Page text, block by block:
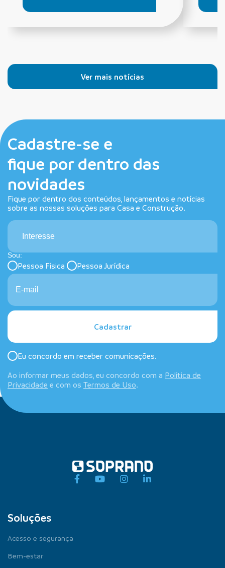
Ver mais notícias
Cadastre-se e
fique por dentro das
novidades
Fique por dentro dos conteúdos, lançamentos e notícias
sobre as nossas soluções para Casa e Construção.
Interesse
Sou:
Pessoa Física Pessoa Jurídica
Cadastrar
Eu concordo em receber comunicações.
Ao informar meus dados, eu concordo com a Política de
Privacidade e com os Termos de Uso.
Soluções
Acesso e segurança
Bem-estar